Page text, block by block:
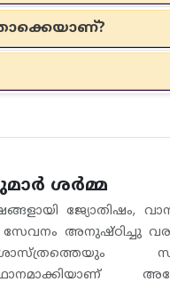
ശർമ്മ
ജ്യോതിഷം,
സേവനം അനുഷ്ഠിച്ചു